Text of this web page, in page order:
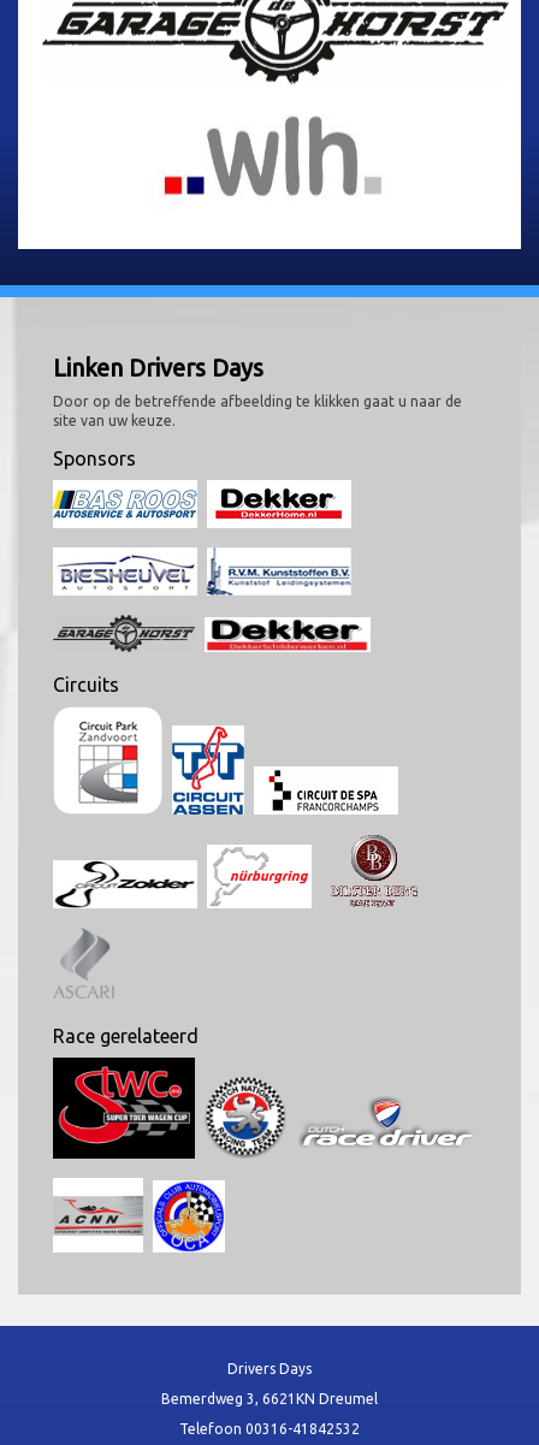
Linken Drivers Days
Door op de betreffende afbeelding te klikken gaat u naar de
site van uw keuze.
Sponsors
Circuits
Race gerelateerd
Drivers Days
Bemerdweg 3, 6621KN Dreumel
Telefoon 00316-41842532